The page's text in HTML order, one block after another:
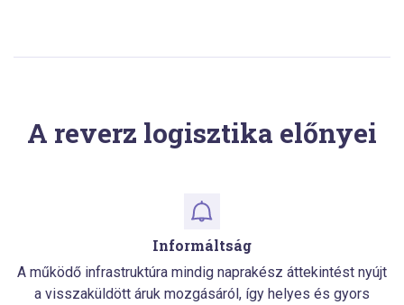
A reverz logisztika előnyei
Informáltság
A működő infrastruktúra mindig naprakész áttekintést nyújt
a visszaküldött áruk mozgásáról, így helyes és gyors